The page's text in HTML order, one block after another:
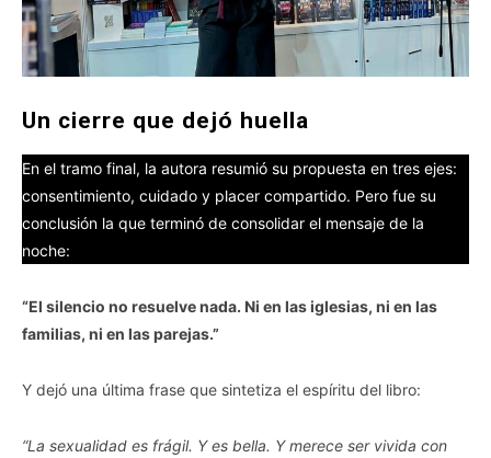
Un cierre que dejó huella
En el tramo final, la autora resumió su propuesta en tres ejes:
consentimiento, cuidado y placer compartido. Pero fue su
conclusión la que terminó de consolidar el mensaje de la
noche:
“El silencio no resuelve nada. Ni en las iglesias, ni en las
familias, ni en las parejas.”
Y dejó una última frase que sintetiza el espíritu del libro:
“La sexualidad es frágil. Y es bella. Y merece ser vivida con